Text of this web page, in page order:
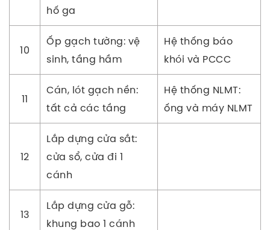
hố ga
10
Ốp gạch tường: vệ
sinh, tầng hầm
Hệ thống báo
khói và PCCC
11
Cán, lót gạch nền:
tất cả các tầng
Hệ thống NLMT:
ống và máy NLMT
12
Lắp dựng cửa sắt:
cửa sổ, cửa đi 1
cánh
13
Lắp dựng cửa gỗ:
khung bao 1 cánh